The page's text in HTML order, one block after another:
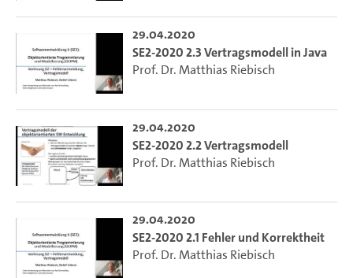
29.04.2020
SE2-2020 2.3 Vertragsmodell in Java
Prof. Dr. Matthias Riebisch
29.04.2020
SE2-2020 2.2 Vertragsmodell
Prof. Dr. Matthias Riebisch
29.04.2020
SE2-2020 2.1 Fehler und Korrektheit
Prof. Dr. Matthias Riebisch